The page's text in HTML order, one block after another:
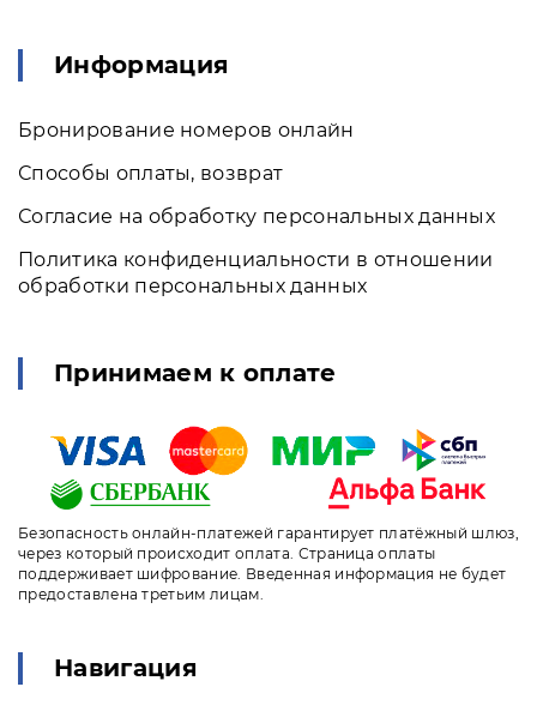
Информация
Бронирование номеров онлайн
Способы оплаты, возврат
Согласие на обработку персональных данных
Политика конфиденциальности в отношении
обработки персональных данных
Принимаем к оплате
Безопасность онлайн-платежей гарантирует платёжный шлюз,
через который происходит оплата. Страница оплаты
поддерживает шифрование. Введенная информация не будет
предоставлена третьим лицам.
Навигация